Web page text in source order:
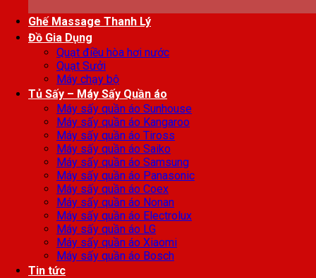
Ghế Massage Thanh Lý
Đồ Gia Dụng
Quạt điều hòa hơi nước
Quạt Sưởi
Máy chạy bộ
Tủ Sấy – Máy Sấy Quần áo
Máy sấy quần áo Sunhouse
Máy sấy quần áo Kangaroo
Máy sấy quần áo Tiross
Máy sấy quần áo Saiko
Máy sấy quần áo Samsung
Máy sấy quần áo Panasonic
Máy sấy quần áo Coex
Máy sấy quần áo Nonan
Máy sấy quần áo Electrolux
Máy sấy quần áo LG
Máy sấy quần áo Xiaomi
Máy sấy quần áo Bosch
Tin tức